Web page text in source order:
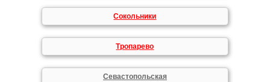
Сокольники
Тропарево
Севастопольская